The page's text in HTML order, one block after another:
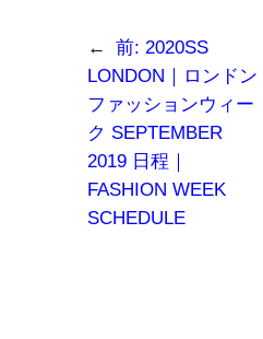
だ
さ
い
(新
し
い
ウ
ィ
ン
ド
ウ
で
開
き
ン
ド
ウ
で
開
き
ま
す)
ク
を
送
信
(新
し
い
ウ
ド
ウ
← 前: 2020SS
LONDON｜ロンドン
ファッションウィー
ク SEPTEMBER
2019 日程｜
FASHION WEEK
SCHEDULE